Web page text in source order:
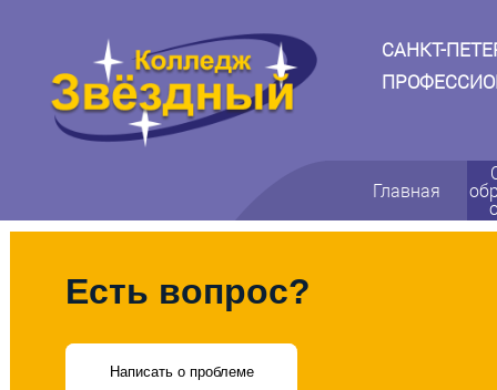
САНКТ-
Главная
Есть вопрос?
Написать о проблеме